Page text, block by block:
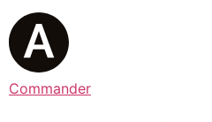
Commander